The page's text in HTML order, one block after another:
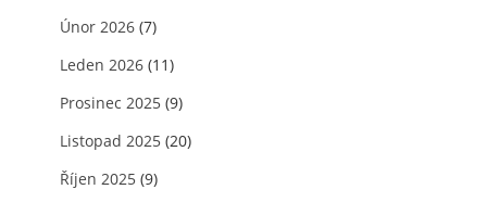
Únor 2026 (7)
Leden 2026 (11)
Prosinec 2025 (9)
Listopad 2025 (20)
Říjen 2025 (9)